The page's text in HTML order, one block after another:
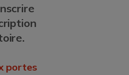
portes